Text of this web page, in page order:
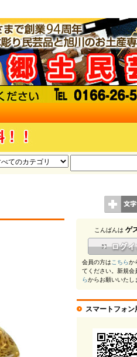
こんばんは ゲ
会員の方はこちらか
てください。新規会
らからお願いいたし
スマートフォン